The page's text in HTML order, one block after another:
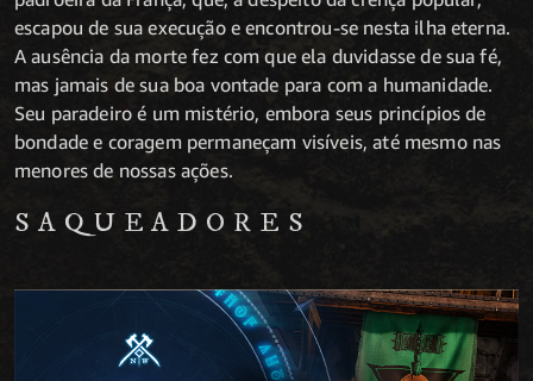
escapou de sua execução e encontrou-se nesta ilha eterna.
A ausência da morte fez com que ela duvidasse de sua fé,
mas jamais de sua boa vontade para com a humanidade.
Seu paradeiro é um mistério, embora seus princípios de
bondade e coragem permaneçam visíveis, até mesmo nas
menores de nossas ações.
SAQUEADORES